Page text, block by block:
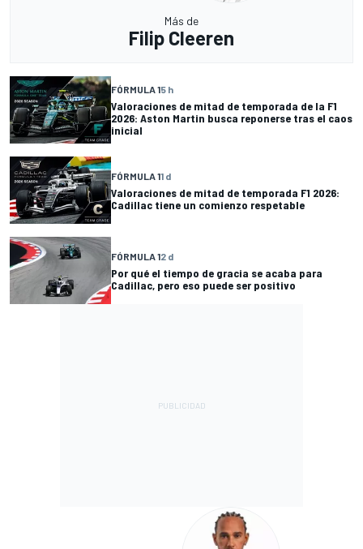
Más de
Filip Cleeren
FÓRMULA 15 h
Valoraciones de mitad de temporada de la F1
2026: Aston Martin busca reponerse tras el caos
inicial
FÓRMULA 11 d
Valoraciones de mitad de temporada F1 2026:
Cadillac tiene un comienzo respetable
FÓRMULA 12 d
Por qué el tiempo de gracia se acaba para
Cadillac, pero eso puede ser positivo